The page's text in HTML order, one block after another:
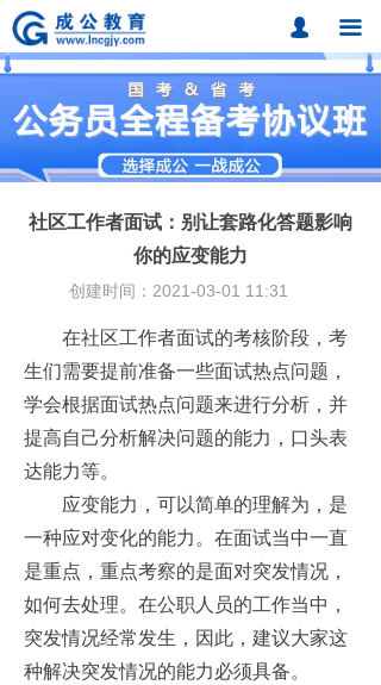
끀
首页
课程中心
题库中心
网校课程
成公合作
联系我们
招考动态
在线报名
넙
社区工作者面试：别让套路化答题影响
你的应变能力
在社区工作者面试的考核阶段，考
生们需要提前准备一些面试热点问题，
学会根据面试热点问题来进行分析，并
提高自己分析解决问题的能力，口头表
达能力等。
应变能力，可以简单的理解为，是
一种应对变化的能力。在面试当中一直
是重点，重点考察的是面对突发情况，
如何去处理。在公职人员的工作当中，
突发情况经常发生，因此，建议大家这
种解决突发情况的能力必须具备。
创建时间： 2021-03-01 11:31